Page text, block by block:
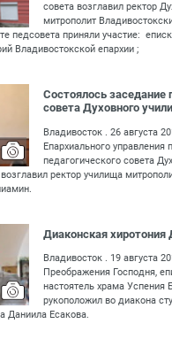
совета возглавил ректор
митрополит
педсовета приняли участие:
Владивостокской епархии ;
Состоялось заседание
совета Духовного
Владивосток . 26 августа
Епархиального управления
педагогического совета
ректор училища
Диаконская хиротония
Владивосток . 19 августа
Преображения Господня,
настоятель храма Успения
рукоположил во диакона
Даниила Есакова.